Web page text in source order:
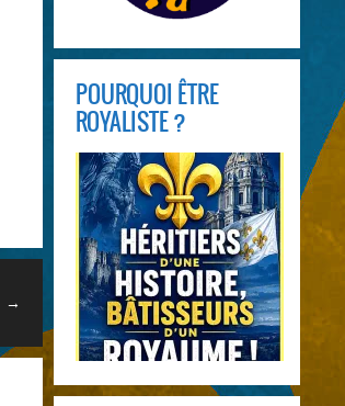
→
POURQUOI ÊTRE
ROYALISTE ?